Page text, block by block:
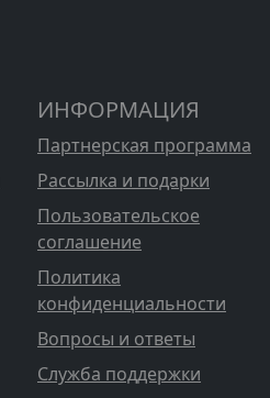
ИНФОРМАЦИЯ
Партнерская программа
Рассылка и подарки
Пользовательское
соглашение
Политика
конфиденциальности
Вопросы и ответы
Служба поддержки